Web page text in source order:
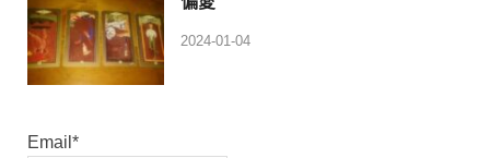
2024-01-04
Email*